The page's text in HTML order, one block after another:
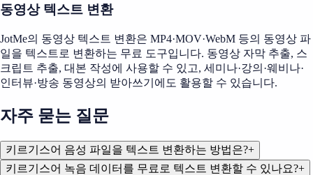
동영상 텍스트 변환
JotMe의 동영상 텍스트 변환은 MP4·MOV·WebM 등의 동영상 파
일을 텍스트로 변환하는 무료 도구입니다. 동영상 자막 추출, 스
크립트 추출, 대본 작성에 사용할 수 있고, 세미나·강의·웨비나·
인터뷰·방송 동영상의 받아쓰기에도 활용할 수 있습니다.
자주 묻는 질문
키르기스어 음성 파일을 텍스트 변환하는 방법은?+
키르기스어 녹음 데이터를 무료로 텍스트 변환할 수 있나요?+